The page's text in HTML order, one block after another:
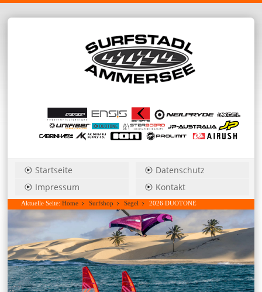
Startseite
Datenschutz
Impressum
Kontakt
Aktuelle Seite:Home Surfshop Segel 2026 DUOTONE